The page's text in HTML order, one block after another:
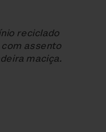
reciclado
assento
maciça.